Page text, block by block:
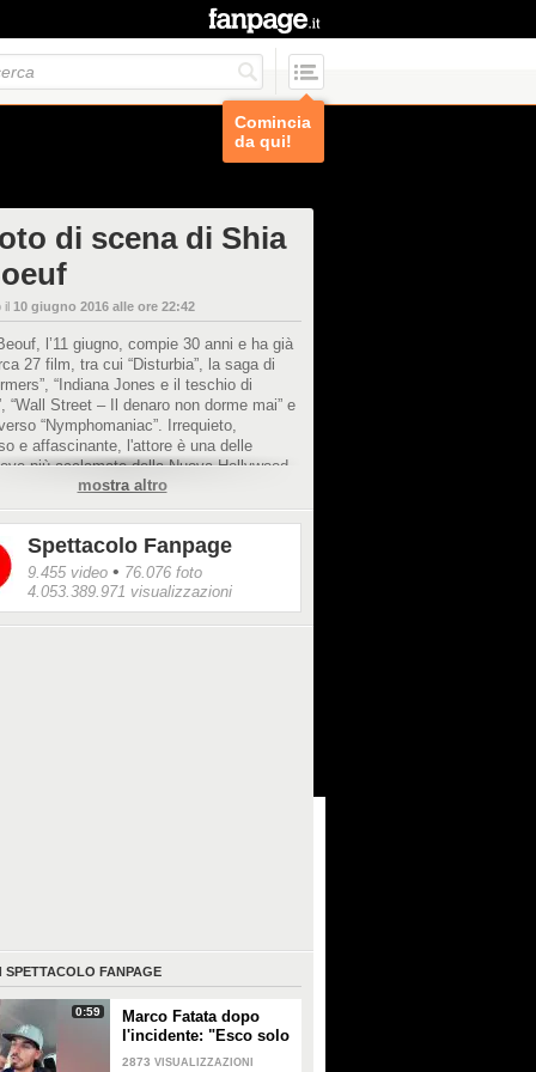
Comincia
da qui!
di scena di Shia
il 10 giugno 2016 alle ore 22:42
l’11 giugno, compie 30 anni e ha già
27 film, tra cui “Disturbia”, la saga di
“Indiana Jones e il teschio di
“Wall Street – Il denaro non dorme mai” e
“Nymphomaniac”. Irrequieto,
e affascinante, l'attore è una delle
più acclamate della Nuova Hollywood.
mostra altro
Spettacolo Fanpage
9.455 video • 76.076 foto
4.053.389.971 visualizzazioni
SPETTACOLO FANPAGE
0:59
Marco Fatata dopo
l'incidente: "Esco solo
di sera, i primi tempi
2873 VISUALIZZAZIONI